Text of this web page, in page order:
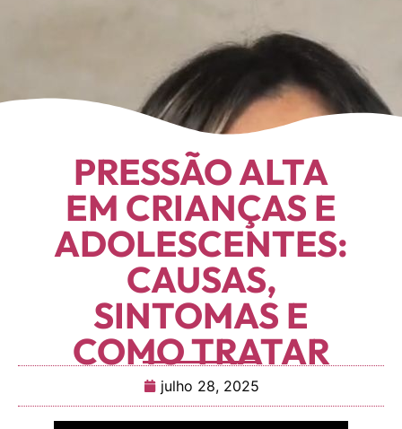
PRESSÃO ALTA
EM CRIANÇAS E
ADOLESCENTES:
CAUSAS,
SINTOMAS E
COMO TRATAR
julho 28, 2025